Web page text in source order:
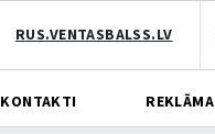
RUS.VENTASBALSS.LV
KONTAKTI REKLĀMA